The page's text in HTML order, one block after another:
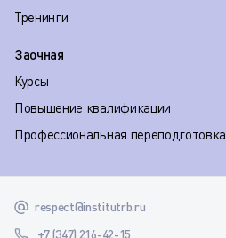
Тренинги
Заочная
Курсы
Повышение квалификации
Профессиональная переподготовка
respect@institutrb.ru
+7 (347) 216-42-15